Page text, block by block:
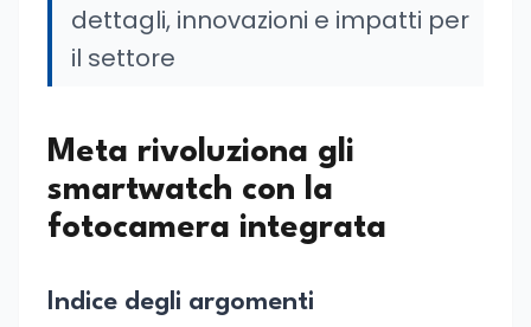
dettagli, innovazioni e impatti per
il settore
Meta rivoluziona gli
smartwatch con la
fotocamera integrata
Indice degli argomenti